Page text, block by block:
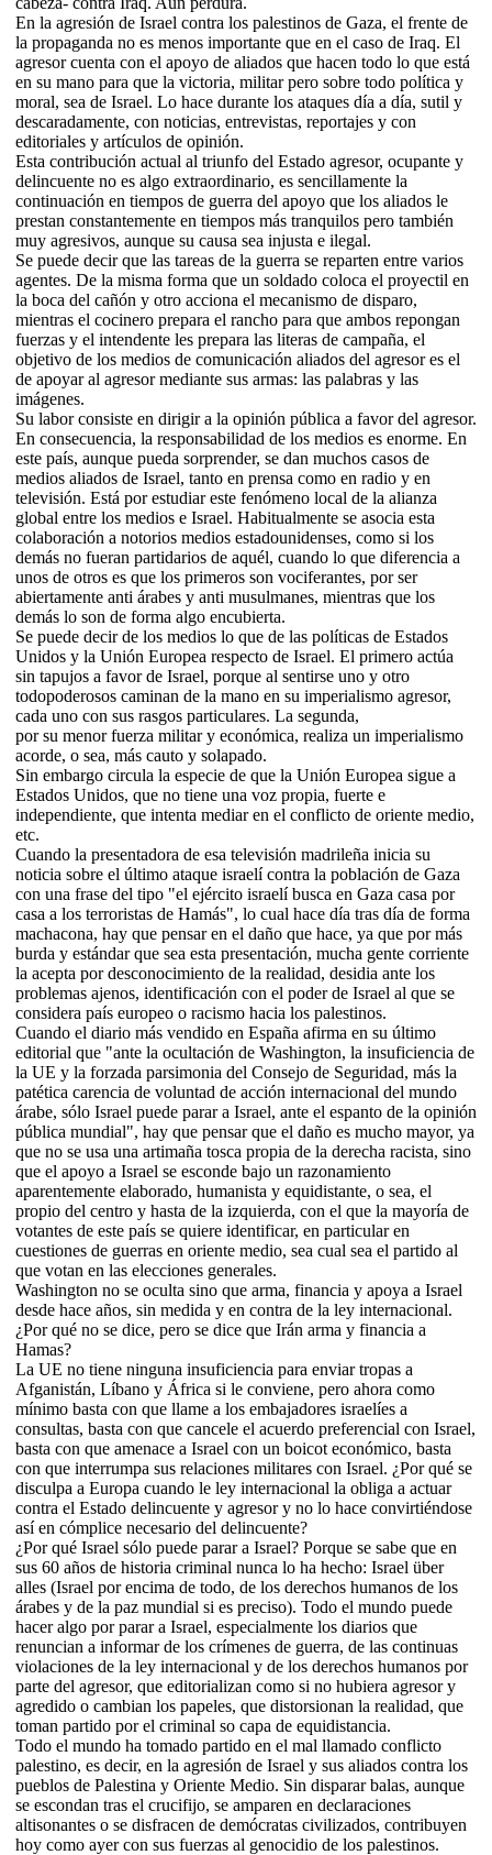
En la agresión de Israel contra los palestinos de Gaza, el frente de
la propaganda no es menos importante que en el caso de Iraq. El
agresor cuenta con el apoyo de aliados que hacen todo lo que está
en su mano para que la victoria, militar pero sobre todo política y
moral, sea de Israel. Lo hace durante los ataques día a día, sutil y
descaradamente, con noticias, entrevistas, reportajes y con
editoriales y artículos de opinión.
Esta contribución actual al triunfo del Estado agresor, ocupante y
delincuente no es algo extraordinario, es sencillamente la
continuación en tiempos de guerra del apoyo que los aliados le
prestan constantemente en tiempos más tranquilos pero también
muy agresivos, aunque su causa sea injusta e ilegal.
Se puede decir que las tareas de la guerra se reparten entre varios
agentes. De la misma forma que un soldado coloca el proyectil en
la boca del cañón y otro acciona el mecanismo de disparo,
mientras el cocinero prepara el rancho para que ambos repongan
fuerzas y el intendente les prepara las literas de campaña, el
objetivo de los medios de comunicación aliados del agresor es el
de apoyar al agresor mediante sus armas: las palabras y las
imágenes.
Su labor consiste en dirigir a la opinión pública a favor del agresor.
En consecuencia, la responsabilidad de los medios es enorme. En
este país, aunque pueda sorprender, se dan muchos casos de
medios aliados de Israel, tanto en prensa como en radio y en
televisión. Está por estudiar este fenómeno local de la alianza
global entre los medios e Israel. Habitualmente se asocia esta
colaboración a notorios medios estadounidenses, como si los
demás no fueran partidarios de aquél, cuando lo que diferencia a
unos de otros es que los primeros son vociferantes, por ser
abiertamente anti árabes y anti musulmanes, mientras que los
demás lo son de forma algo encubierta.
Se puede decir de los medios lo que de las políticas de Estados
Unidos y la Unión Europea respecto de Israel. El primero actúa
sin tapujos a favor de Israel, porque al sentirse uno y otro
todopoderosos caminan de la mano en su imperialismo agresor,
cada uno con sus rasgos particulares. La segunda,
por su menor fuerza militar y económica, realiza un imperialismo
acorde, o sea, más cauto y solapado.
Sin embargo circula la especie de que la Unión Europea sigue a
Estados Unidos, que no tiene una voz propia, fuerte e
independiente, que intenta mediar en el conflicto de oriente medio,
etc.
Cuando la presentadora de esa televisión madrileña inicia su
noticia sobre el último ataque israelí contra la población de Gaza
con una frase del tipo "el ejército israelí busca en Gaza casa por
casa a los terroristas de Hamás", lo cual hace día tras día de forma
machacona, hay que pensar en el daño que hace, ya que por más
burda y estándar que sea esta presentación, mucha gente corriente
la acepta por desconocimiento de la realidad, desidia ante los
problemas ajenos, identificación con el poder de Israel al que se
considera país europeo o racismo hacia los palestinos.
Cuando el diario más vendido en España afirma en su último
editorial que "ante la ocultación de Washington, la insuficiencia de
la UE y la forzada parsimonia del Consejo de Seguridad, más la
patética carencia de voluntad de acción internacional del mundo
árabe, sólo Israel puede parar a Israel, ante el espanto de la opinión
pública mundial", hay que pensar que el daño es mucho mayor, ya
que no se usa una artimaña tosca propia de la derecha racista, sino
que el apoyo a Israel se esconde bajo un razonamiento
aparentemente elaborado, humanista y equidistante, o sea, el
propio del centro y hasta de la izquierda, con el que la mayoría de
votantes de este país se quiere identificar, en particular en
cuestiones de guerras en oriente medio, sea cual sea el partido al
que votan en las elecciones generales.
Washington no se oculta sino que arma, financia y apoya a Israel
desde hace años, sin medida y en contra de la ley internacional.
¿Por qué no se dice, pero se dice que Irán arma y financia a
Hamas?
La UE no tiene ninguna insuficiencia para enviar tropas a
Afganistán, Líbano y África si le conviene, pero ahora como
mínimo basta con que llame a los embajadores israelíes a
consultas, basta con que cancele el acuerdo preferencial con Israel,
basta con que amenace a Israel con un boicot económico, basta
con que interrumpa sus relaciones militares con Israel. ¿Por qué se
disculpa a Europa cuando le ley internacional la obliga a actuar
contra el Estado delincuente y agresor y no lo hace convirtiéndose
así en cómplice necesario del delincuente?
¿Por qué Israel sólo puede parar a Israel? Porque se sabe que en
sus 60 años de historia criminal nunca lo ha hecho: Israel über
alles (Israel por encima de todo, de los derechos humanos de los
árabes y de la paz mundial si es preciso). Todo el mundo puede
hacer algo por parar a Israel, especialmente los diarios que
renuncian a informar de los crímenes de guerra, de las continuas
violaciones de la ley internacional y de los derechos humanos por
parte del agresor, que editorializan como si no hubiera agresor y
agredido o cambian los papeles, que distorsionan la realidad, que
toman partido por el criminal so capa de equidistancia.
Todo el mundo ha tomado partido en el mal llamado conflicto
palestino, es decir, en la agresión de Israel y sus aliados contra los
pueblos de Palestina y Oriente Medio. Sin disparar balas, aunque
se escondan tras el crucifijo, se amparen en declaraciones
altisonantes o se disfracen de demócratas civilizados, contribuyen
hoy como ayer con sus fuerzas al genocidio de los palestinos.